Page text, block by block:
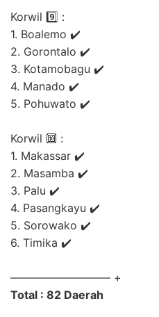
Korwil 9️⃣ :
1. Boalemo ✔️
2. Gorontalo ✔️
3. Kotamobagu ✔️
4. Manado ✔️
5. Pohuwato ✔️
Korwil 🔟 :
1. Makassar ✔️
2. Masamba ✔️
3. Palu ✔️
4. Pasangkayu ✔️
5. Sorowako ✔️
6. Timika ✔️
————————— +
Total : 82 Daerah